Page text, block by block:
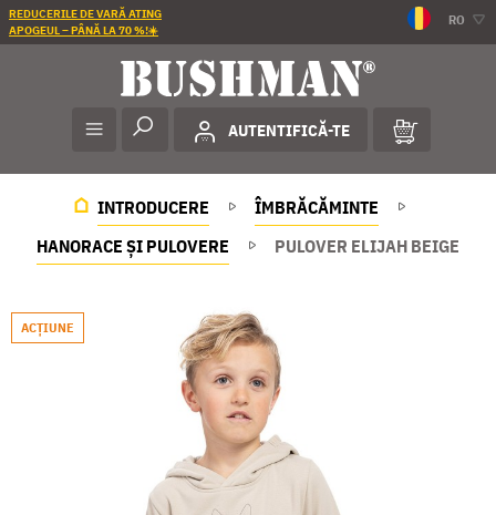
REDUCERILE DE VARĂ ATING
APOGEUL – PÂNĂ LA 70 %!☀️
RO
AUTENTIFICĂ-TE
INTRODUCERE
ÎMBRĂCĂMINTE
HANORACE ȘI PULOVERE
PULOVER ELIJAH BEIGE
ACŢIUNE